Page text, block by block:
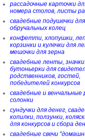
рассадочные карточки
номера столов, листы
свадебные подушечки для
обручальных колец
конфетти, хлопушки,
корзинки и кулечки для
мешочки для зерна
свадебные ленты,
бутоньерки для
родственников, гостей,
победителей конкурсов
свадебные и венчальные
солонки
сундучки для денег,
копилки, ползунки,
для конкурсов и сбора
свадебные свечи